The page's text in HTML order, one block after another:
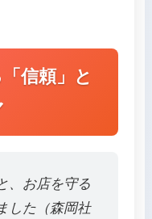
信頼」と
、お店を守る
した（森岡社